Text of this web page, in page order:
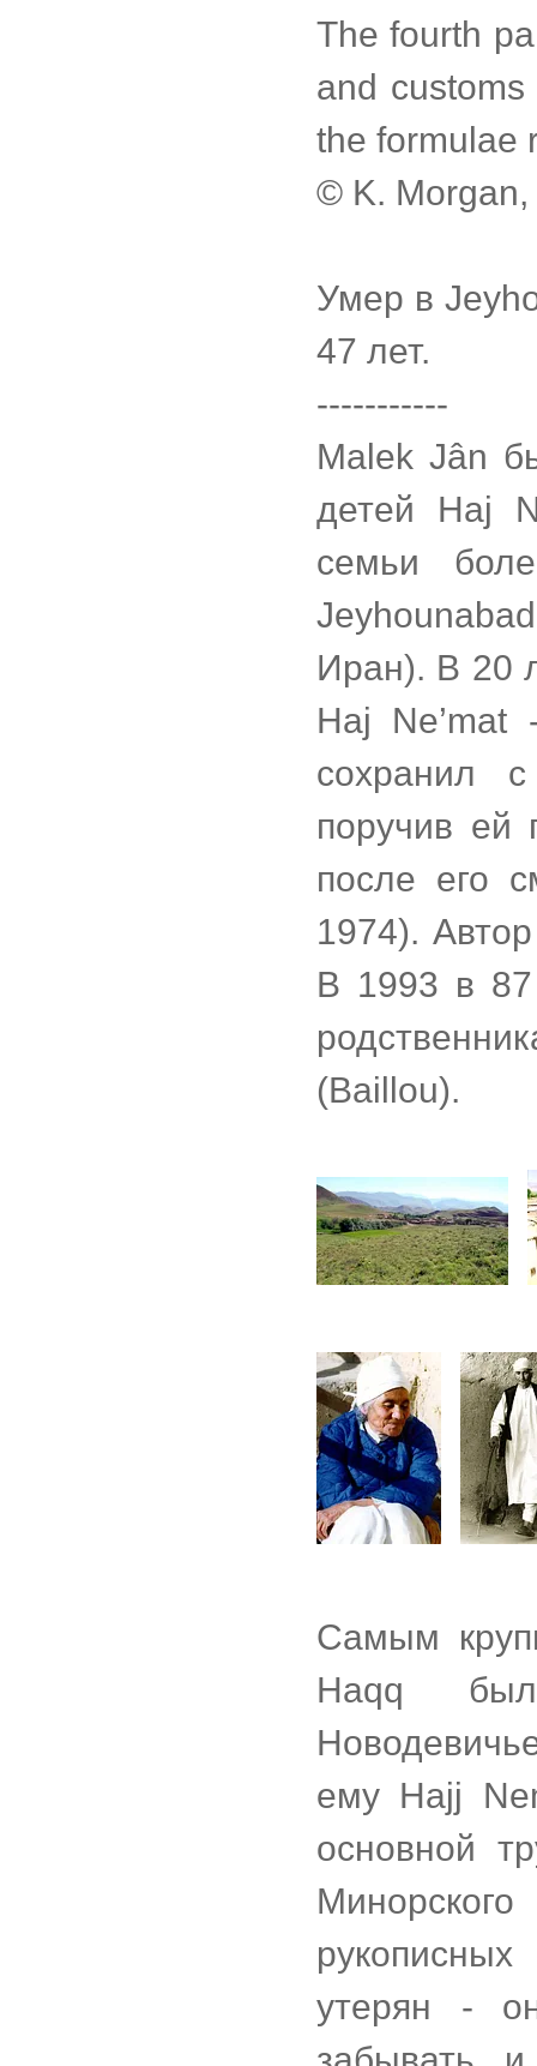
The fourth
and
the formulae
© K. Morgan,
Умер в
47 лет.
-----------
Malek Jân
детей Haj
семьи
Иран). В 20
Haj
сохранил
поручив ей
после его
1974).
В 1993 в 87
(Baillou).
Самым
Haqq
ему Hajj
основной
утерян -